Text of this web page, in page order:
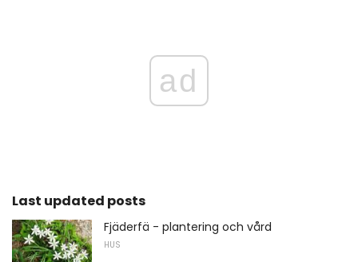
ad
Last updated posts
Fjäderfä - plantering och vård
HUS